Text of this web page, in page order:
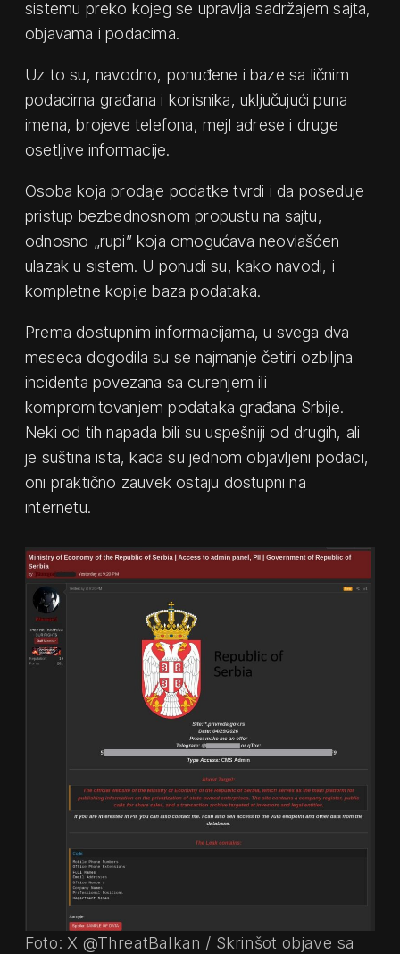
sistemu preko kojeg se upravlja sadržajem sajta,
objavama i podacima.
Uz to su, navodno, ponuđene i baze sa ličnim
podacima građana i korisnika, uključujući puna
imena, brojeve telefona, mejl adrese i druge
osetljive informacije.
Osoba koja prodaje podatke tvrdi i da poseduje
pristup bezbednosnom propustu na sajtu,
odnosno „rupi” koja omogućava neovlašćen
ulazak u sistem. U ponudi su, kako navodi, i
kompletne kopije baza podataka.
Prema dostupnim informacijama, u svega dva
meseca dogodila su se najmanje četiri ozbiljna
incidenta povezana sa curenjem ili
kompromitovanjem podataka građana Srbije.
Neki od tih napada bili su uspešniji od drugih, ali
je suština ista, kada su jednom objavljeni podaci,
oni praktično zauvek ostaju dostupni na
internetu.
Foto: X @ThreatBalkan / Skrinšot objave sa